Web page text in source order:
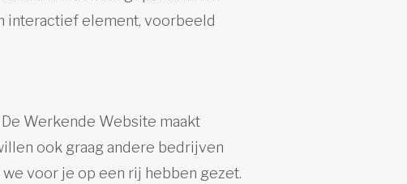
interactief element, voorbeeld
Werkende Website maakt
ook graag andere bedrijven
voor je op een rij hebben gezet.